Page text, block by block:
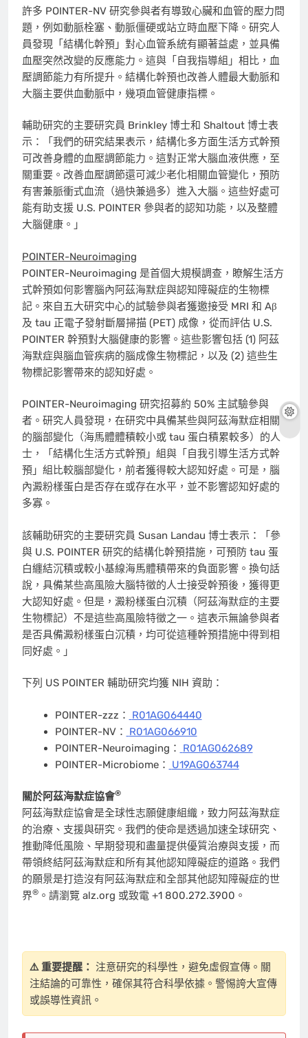
許多 POINTER-NV 研究參與者有導致心臟和血管的壓力問
題，例如動脈栓塞、動脈僵硬或站立時血壓下降。研究人
員發現「結構化幹預」對心血管系統有顯著益處，並具備
血壓突然改變的反應能力。這與「自我指導組」相比，血
壓調節能力有所提升。結構化幹預也改善人體最大動脈和
大腦主要供血動脈中，幾項血管健康指標。
輔助研究的主要研究員 Brinkley 博士和 Shaltout 博士表
示：「我們的研究結果表示，結構化多方面生活方式幹預
可改善身體的血壓調節能力。這對正常大腦血液供應，至
關重要。改善血壓調節還可減少老化相關血管變化，預防
有害兼脈衝式血流（過快兼過多）進入大腦。這些好處可
能有助支援 U.S. POINTER 參與者的認知功能，以及整體
大腦健康。」
POINTER-Neuroimaging
POINTER-Neuroimaging 是首個大規模調查，瞭解生活方
式幹預如何影響腦內阿茲海默症與認知障礙症的生物標
記。來自五大研究中心的試驗參與者獲邀接受 MRI 和 Aβ
及 tau 正電子發射斷層掃描 (PET) 成像，從而評估 U.S.
POINTER 幹預對大腦健康的影響。這些影響包括 (1) 阿茲
海默症與腦血管疾病的腦成像生物標記，以及 (2) 這些生
物標記影響帶來的認知好處。
POINTER-Neuroimaging 研究招募約 50% 主試驗參與
者。研究人員發現，在研究中具備某些與阿茲海默症相關
的腦部變化（海馬體體積較小或 tau 蛋白積累較多）的人
士，「結構化生活方式幹預」組與「自我引導生活方式幹
預」組比較腦部變化，前者獲得較大認知好處。可是，腦
內澱粉樣蛋白是否存在或存在水平，並不影響認知好處的
多寡。
該輔助研究的主要研究員 Susan Landau 博士表示：「參
與 U.S. POINTER 研究的結構化幹預措施，可預防 tau 蛋
白纏結沉積或較小基線海馬體積帶來的負面影響。換句話
說，具備某些高風險大腦特徵的人士接受幹預後，獲得更
大認知好處。但是，澱粉樣蛋白沉積（阿茲海默症的主要
生物標記）不是這些高風險特徵之一。這表示無論參與者
是否具備澱粉樣蛋白沉積，均可從這種幹預措施中得到相
同好處。」
下列 US POINTER 輔助研究均獲 NIH 資助：
POINTER-zzz：
R01AG064440
POINTER-NV：
R01AG066910
POINTER-Neuroimaging：
R01AG062689
POINTER-Microbiome：
U19AG063744
關於阿茲海默症協會®
阿茲海默症協會是全球性志願健康組織，致力阿茲海默症
的治療、支援與研究。我們的使命是透過加速全球研究、
推動降低風險、早期發現和盡量提供優質治療與支援，而
帶領終結阿茲海默症和所有其他認知障礙症的道路。我們
的願景是打造沒有阿茲海默症和全部其他認知障礙症的世
界® 。請瀏覽 alz.org 或致電 +1 800.272.3900。
⚠️ 重要提醒： 注意研究的科學性，避免虛假宣傳。關
注結論的可靠性，確保其符合科學依據。警惕誇大宣傳
或誤導性資訊。